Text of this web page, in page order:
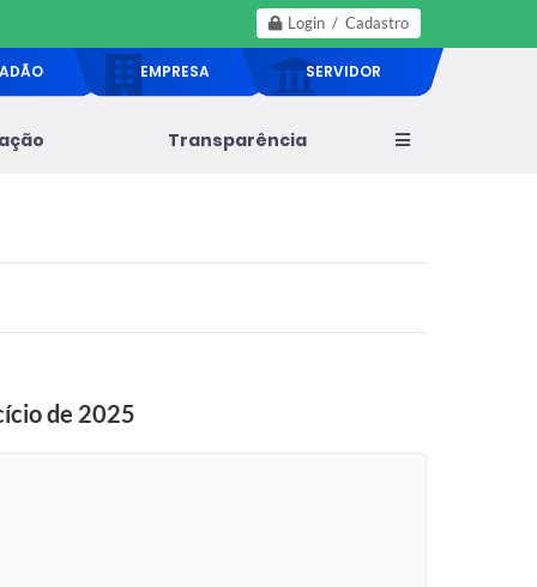
Login / Cadastro
EMPRESA SERVIDOR
Transparência
de 2025